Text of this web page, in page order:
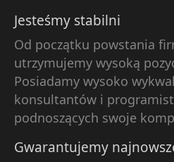
Jesteśmy stabilni
Od początku powstania
utrzymujemy wysoką
Posiadamy wysoko
konsultantów i
podnoszących swoje
Gwarantujemy